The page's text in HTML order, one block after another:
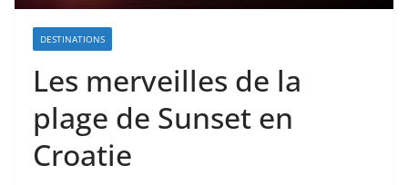
DESTINATIONS
Les merveilles de la
plage de Sunset en
Croatie